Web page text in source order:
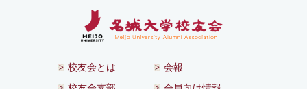
校友会とは
会報